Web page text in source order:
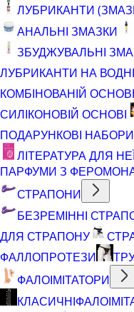
ЛУБРИКАНТИ
АНАЛЬНІ ЗМАЗКИ
ЗБУДЖУВАЛЬНІ
ЛУБРИКАНТИ НА
КОМБІНОВАНІЙ ОСНОВІ
СИЛІКОНОВІЙ ОСНОВІ
ПОДАРУНКОВІ НАБОРИ
ЛІТЕРАТУРА ДЛЯ
ПАРФУМИ З
СТРАПОНИ
БЕЗРЕМІННІ
ДЛЯ СТРАПОНУ
ФАЛЛОПРОТЕЗИ
ФАЛОІМІТАТОРИ
КЛАСИЧНІ